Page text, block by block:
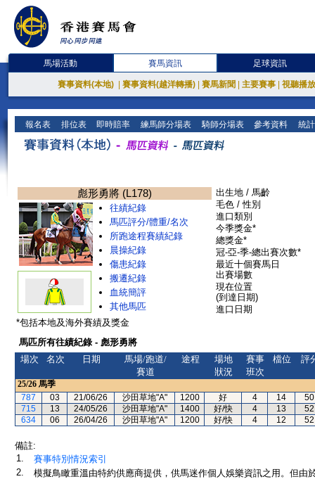
馬場活動 賽馬資訊 足球資訊
賽事資料(本地) 賽事資料(越洋轉播) 賽馬新聞 主要賽事 視聽播
報名表 排位表 即時賠率 練馬師分場表 騎師分場表 參考資料 統
彪形勇將 (L178)
往績紀錄
馬匹評分/體重/名次
所跑途程賽績紀錄
晨操紀錄
傷患紀錄
搬遷紀錄
血統簡評
其他馬匹
出生地 / 馬齡
毛色 / 性別
進口類別
今季獎金*
總獎金*
冠-亞-季-總出賽次數*
最近十個賽馬日
出賽場數
現在位置
(到達日期)
進口日期
*包括本地及海外賽績及獎金
馬匹所有往績紀錄 - 彪形勇將
場次
名次 日期
馬場/跑道/
賽道
途程
場地
狀況
賽事
班次
檔位 評
25/26 馬季
787
03 21/06/26 沙田草地"A" 1200 好 4 14
50
715
13 24/05/26 沙田草地"A" 1400 好/快 4 13
52
634
06 26/04/26 沙田草地"A" 1200 好/快 4 12 52
備註:
1.
賽事特別情況索引
2.
模擬鳥瞰重溫由特約供應商提供，供馬迷作個人娛樂資訊之用。但